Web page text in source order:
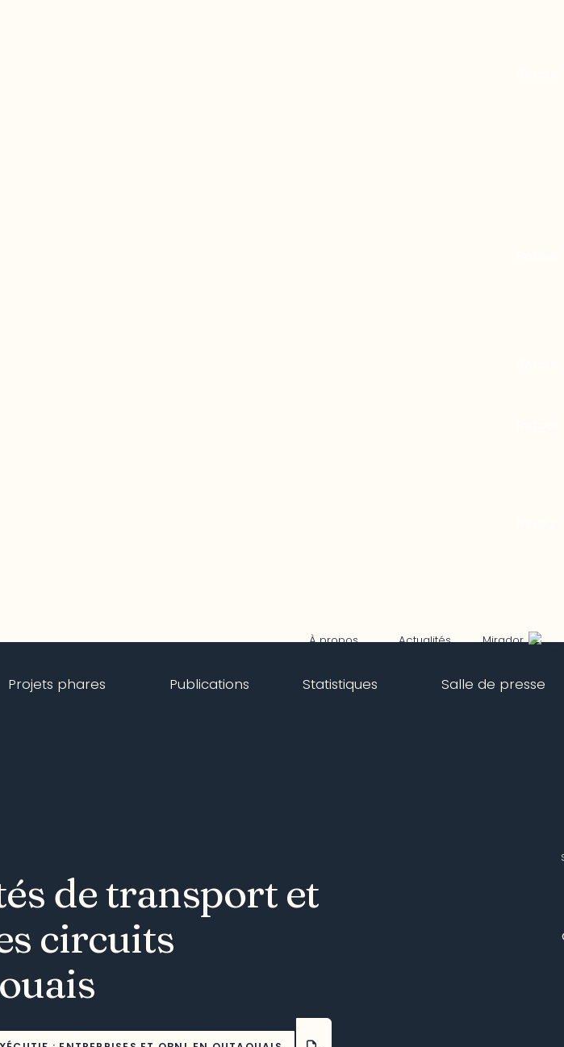
À propos Actualités Mirador
Projets phares Publications Statistiques Salle de presse
de transport et
circuits